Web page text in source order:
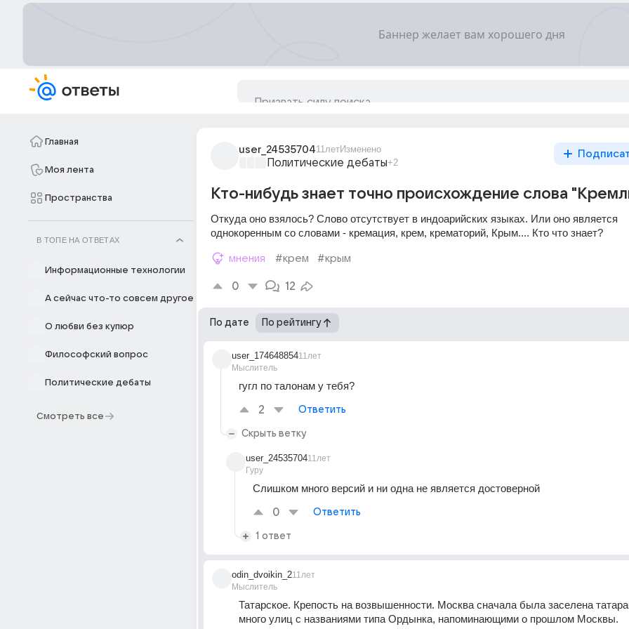
Главная
Моя лента
Пространства
В ТОПЕ НА ОТВЕТАХ
Информационные технологии
А сейчас что-то совсем другое
О любви без купюр
Философский вопрос
Политические дебаты
Смотреть все
user_2453570411летИзменено
Политические дебаты+2
Кто-нибудь знает точно происхождение слова
Откуда оно взялось? Слово отсутствует в индоарийских языках. Или оно является
однокоренным со словами - кремация, крем, крематорий, Крым.... Кто что знает?
мнения #крем #крым
0 12
По дате По рейтингу
user_174648854
Мыслитель
11лет
гугл по талонам у тебя?
2 Ответить
Скрыть ветку
user_24535704
Гуру
11лет
Слишком много версий и ни одна не является достоверной
0 Ответить
1 ответ
odin_dvoikin_2
Мыслитель
11лет
Татарское. Крепость на возвышенности. Москва сначала была заселена
много улиц с названиями типа Ордынка, напоминающими о прошлом Москвы.